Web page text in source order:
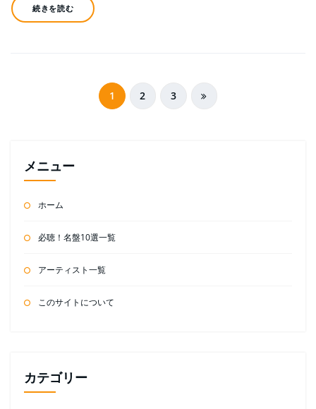
続きを読む
ー
ジ
送
1 2 3
メニュー
ホーム
必聴！名盤10選一覧
アーティスト一覧
このサイトについて
カテゴリー